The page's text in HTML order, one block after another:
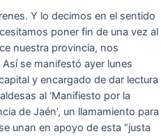
Y lo decimos en el sentido
poner fin de una vez al
nuestra provincia, nos
se manifestó ayer lunes
y encargado de dar lectura
al ‘Manifiesto por la
de Jaén’, un llamamiento para
unan en apoyo de esta “justa